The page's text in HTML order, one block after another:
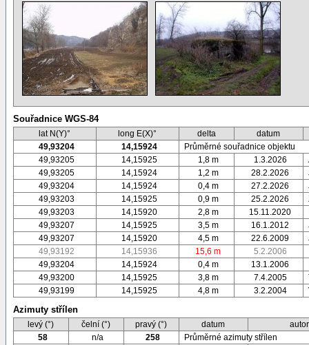
Souřadnice WGS-84
lat N(Y)° long E(X)° delta
datum
49,93204
14,15924
Průměrné souřadnice objektu
49,93205
14,15925 1,8 m 1.3.2026
49,93205
14,15924 1,2 m 28.2.2026
49,93204
14,15924 0,4 m 27.2.2026
49,93203
14,15925 0,9 m 25.2.2026
49,93203
14,15920 2,8 m 15.11.2020
49,93207
14,15925 3,5 m 16.1.2012
49,93207
14,15920 4,5 m 22.6.2009
49,93192
14,15936 15,6 m 5.2.2006
49,93204
14,15924 0,4 m 13.1.2006
49,93200
14,15925 3,8 m 7.4.2005
49,93199
14,15925 4,8 m 3.2.2004
Azimuty střílen
levý (°) čelní (°) pravý (°) datum
autor
58
n/a 258
Průměrné azimuty střílen